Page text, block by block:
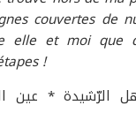
couvertes de
elle et moi que
!
الرّشيدة * عين